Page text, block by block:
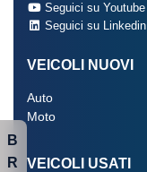
Seguici su Youtube
Seguici su Linkedin
VEICOLI NUOVI
Auto
Moto
VEICOLI USATI
B
R